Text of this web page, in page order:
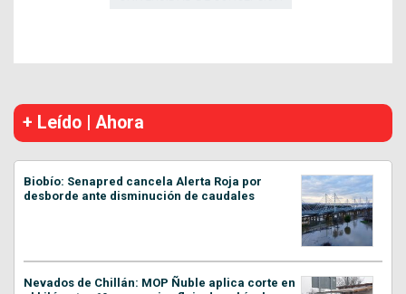
+ Leído | Ahora
Biobío: Senapred cancela Alerta Roja por
desborde ante disminución de caudales
Nevados de Chillán: MOP Ñuble aplica corte en